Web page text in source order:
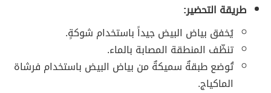
طريقة التحضير:
يُخفق بياض البيض جيداً باستخدام شوكةٍ.
تنظّف المنطقة المصابة بالماء.
تُوضع طبقةٌ سميكةٌ من بياض البيض باستخدام فرشاة
الماكياج.